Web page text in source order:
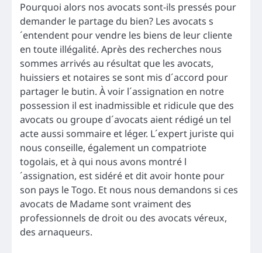
Pourquoi alors nos avocats sont-ils pressés pour
demander le partage du bien? Les avocats s
´entendent pour vendre les biens de leur cliente
en toute illégalité. Après des recherches nous
sommes arrivés au résultat que les avocats,
huissiers et notaires se sont mis d´accord pour
partager le butin. À voir l´assignation en notre
possession il est inadmissible et ridicule que des
avocats ou groupe d´avocats aient rédigé un tel
acte aussi sommaire et léger. L´expert juriste qui
nous conseille, également un compatriote
togolais, et à qui nous avons montré l
´assignation, est sidéré et dit avoir honte pour
son pays le Togo. Et nous nous demandons si ces
avocats de Madame sont vraiment des
professionnels de droit ou des avocats véreux,
des arnaqueurs.